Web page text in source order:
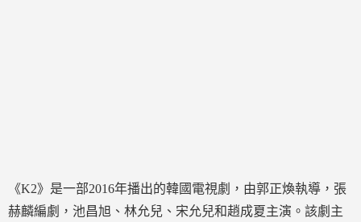
《K2》是一部2016年播出的韓國電視劇，由郭正煥執導，張
赫麟編劇，池昌旭、林允兒、宋允兒和趙成夏主演。該劇主